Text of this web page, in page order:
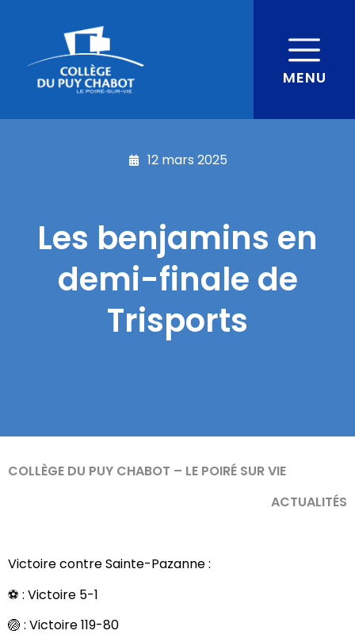
MENU
12 mars 2025
Les benjamins en
demi-finale de
Trisports
COLLÈGE DU PUY CHABOT – LE POIRÉ SUR VIE
ACTUALITÉS
Victoire contre Sainte-Pazanne :
⚽️ : Victoire 5-1
🏐 : Victoire 119-80